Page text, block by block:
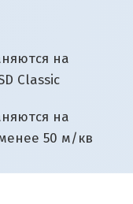
на
Classic
на
50 м/кв